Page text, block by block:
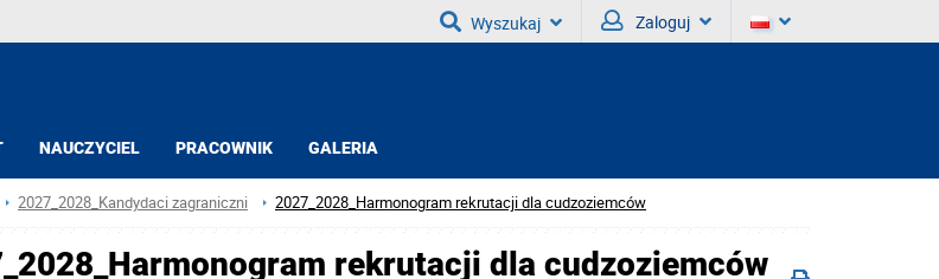
Wyszukaj Zaloguj
NAUCZYCIEL PRACOWNIK GALERIA
2027_2028_Kandydaci zagraniczni 2027_2028_Harmonogram rekrutacji dla cudzoziemców
rekrutacji dla cudzoziemców